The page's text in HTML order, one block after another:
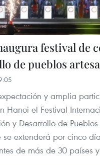
festival de
de pueblos
y amplia
Hanoi el Festival
y Desarrollo de
se extenderá por cinco
de más de 30 países